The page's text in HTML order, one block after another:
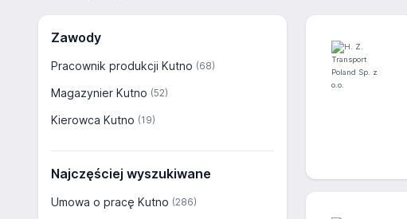
Zawody
Pracownik produkcji Kutno (68)
Magazynier Kutno (52)
Kierowca Kutno (19)
Najczęściej wyszukiwane
Umowa o pracę Kutno (286)